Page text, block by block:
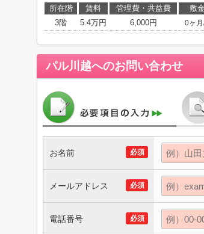
所在階 賃料 管理費・共益費 敷
3階
5.4万円 6,000円 0ヶ月
パル川越へのお問い合わせ
必須
お名前
必須
メールアドレス
必須
電話番号